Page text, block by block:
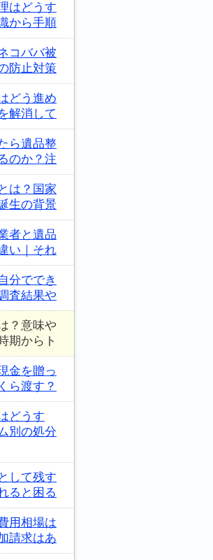
はどうす
から手順
コババ被
防止対策
どう進め
解消して
ら遺品整
のか？注
は？国家
生の背景
者と遺品
い｜それ
分ででき
査結果や
？意味や
期からト
金を贈っ
ら渡す？
どうす
別の処分
して残す
ると困る
用相場は
請求はあ